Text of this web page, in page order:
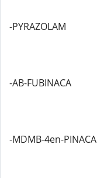
-PYRAZOLAM
-AB-FUBINACA
-MDMB-4en-PINACA